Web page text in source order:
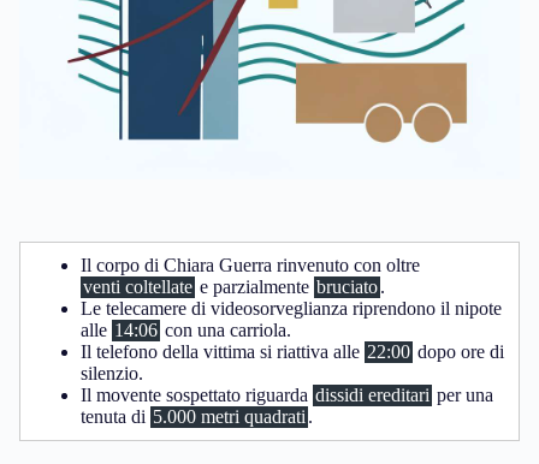
Il corpo di Chiara Guerra rinvenuto con oltre
venti coltellate e parzialmente bruciato.
Le telecamere di videosorveglianza riprendono il nipote
alle 14:06 con una carriola.
Il telefono della vittima si riattiva alle 22:00 dopo ore di
silenzio.
Il movente sospettato riguarda dissidi ereditari per una
tenuta di 5.000 metri quadrati .